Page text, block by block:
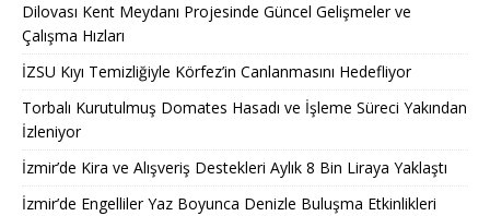
Dilovası Kent Meydanı Projesinde Güncel Gelişmeler ve
Çalışma Hızları
İZSU Kıyı Temizliğiyle Körfez’in Canlanmasını Hedefliyor
Torbalı Kurutulmuş Domates Hasadı ve İşleme Süreci Yakından
İzleniyor
İzmir’de Kira ve Alışveriş Destekleri Aylık 8 Bin Liraya Yaklaştı
İzmir’de Engelliler Yaz Boyunca Denizle Buluşma Etkinlikleri